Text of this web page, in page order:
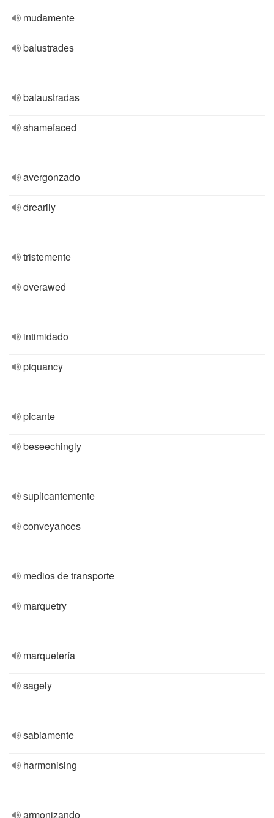
mudamente
balustrades
balaustradas
shamefaced
avergonzado
drearily
tristemente
overawed
intimidado
piquancy
picante
beseechingly
suplicantemente
conveyances
medios de transporte
marquetry
marquetería
sagely
sabiamente
harmonising
armonizando